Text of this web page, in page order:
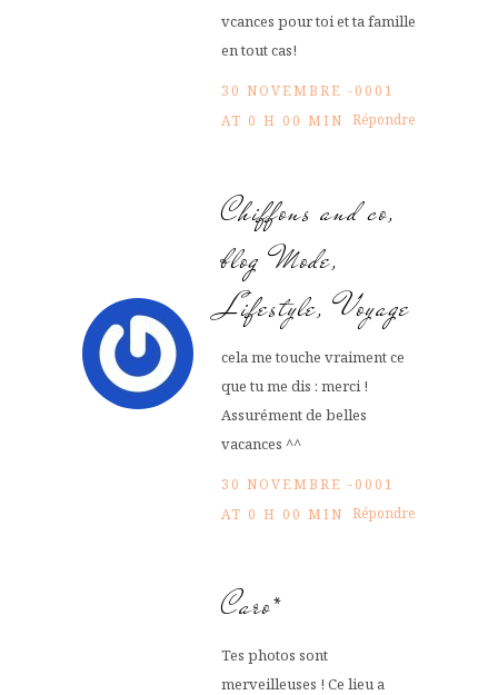
vcances pour toi et ta famille
en tout cas!
30 NOVEMBRE -0001
AT 0 H 00 MIN Répondre
Chiffons and co,
blog Mode,
Lifestyle, Voyage
cela me touche vraiment ce
que tu me dis : merci !
Assurément de belles
vacances ^^
30 NOVEMBRE -0001
AT 0 H 00 MIN Répondre
Caro*
Tes photos sont
merveilleuses ! Ce lieu a